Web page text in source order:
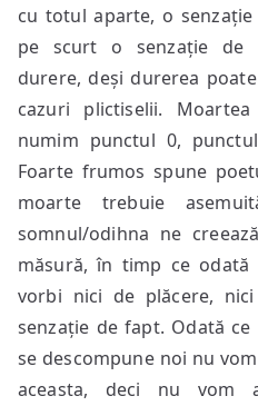
cu totul aparte, o
pe scurt o senzație de
durere, deși durerea
cazuri plictiselii.
numim punctul 0,
Foarte frumos spune
moarte trebuie
somnul/odihna ne
măsură, în timp ce
vorbi nici de plăcere,
senzație de fapt. Odată
se descompune noi nu
aceasta, deci nu vom